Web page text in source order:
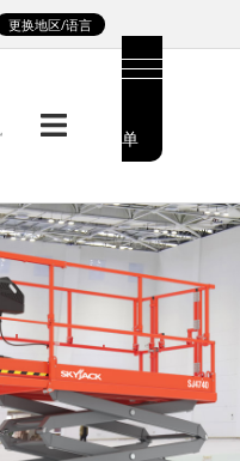
更换地区/语言
MAIN
MENU
单